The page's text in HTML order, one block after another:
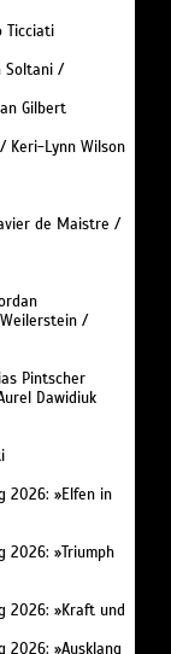
Ticciati
Soltani /
Gilbert
Keri-Lynn Wilson
de Maistre /
/
Pintscher
Dawidiuk
2026: »Elfen in
2026: »Triumph
2026: »Kraft und
2026: »Ausklang